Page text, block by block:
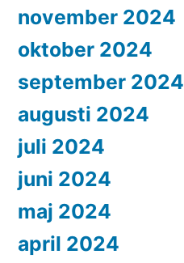
november 2024
oktober 2024
september 2024
augusti 2024
juli 2024
juni 2024
maj 2024
april 2024